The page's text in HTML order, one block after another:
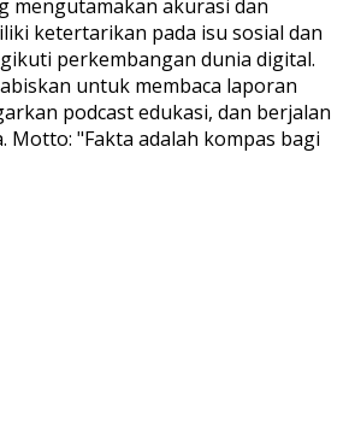
mengutamakan akurasi dan
ketertarikan pada isu sosial dan
perkembangan dunia digital.
untuk membaca laporan
podcast edukasi, dan berjalan
Motto: "Fakta adalah kompas bagi